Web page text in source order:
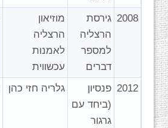
2008 גירסת
הרצליה
למספר
דברים
מוזיאון
הרצליה
לאמנות
עכשווית
2012 פנסיון
(ביחד עם
גרגור
גלריה חזי כהן